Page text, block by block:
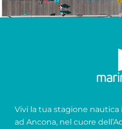
Vivi la tua stagione nautica
ad Ancona, nel cuore